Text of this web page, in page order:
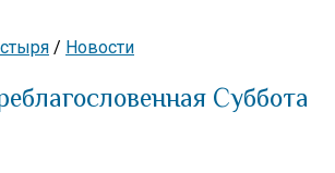
/ Новости
Суббота